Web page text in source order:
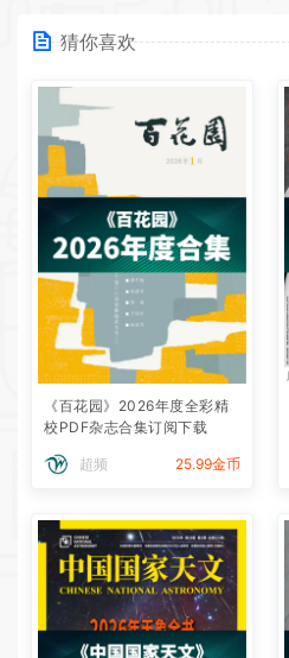
猜你喜欢
《百花园》2026年度全彩精
校PDF杂志合集订阅下载
超频 25.99金币